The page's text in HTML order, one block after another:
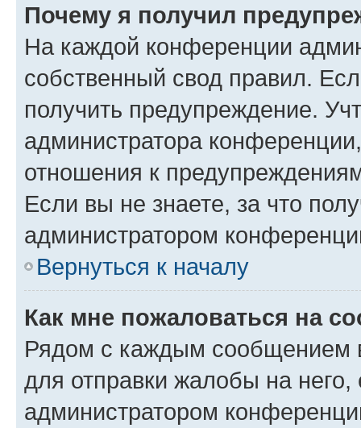
Почему я получил
На каждой конференции
собственный свод правил.
получить предупреждение.
администратора
отношения к
Если вы не знаете, за что
администратором
Вернуться к началу
Как мне пожаловаться на
Рядом с каждым сообщением
для отправки жалобы на
администратором